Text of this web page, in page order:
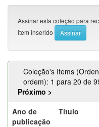
Assinar esta coleção para
item inserido
Coleção's Items
ordem): 1 para 20 de
Próximo >
Ano de
publicação
Título